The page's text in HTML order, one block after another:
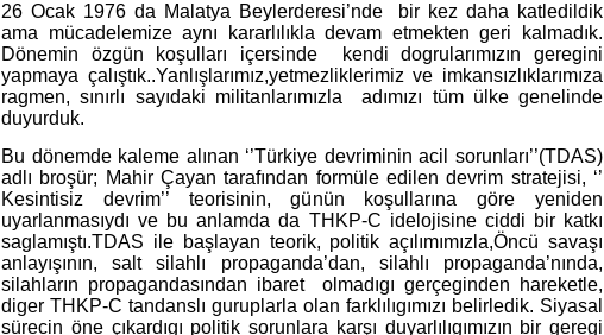
26 Ocak 1976 da Malatya Beylerderesi’nde
bir kez daha katledildik
ama mücadelemize aynı kararlılıkla devam etmekten geri kalmadık.
Dönemin özgün koşulları içersinde
kendi dogrularımızın geregini
yapmaya çalıştık..Yanlışlarımız,yetmezliklerimiz ve imkansızlıklarımıza
ragmen, sınırlı sayıdaki militanlarımızla
adımızı tüm ülke genelinde
duyurduk.
Bu dönemde kaleme alınan ‘’Türkiye devriminin acil sorunları’’(TDAS)
adlı broşür; Mahir Çayan tarafından formüle edilen devrim stratejisi, ‘’
Kesintisiz devrim’’ teorisinin, günün koşullarına göre yeniden
uyarlanmasıydı ve bu anlamda da THKP-C idelojisine ciddi bir katkı
saglamıştı.TDAS ile başlayan teorik, politik açılımımızla,Öncü savaşı
anlayışının, salt silahlı propaganda’dan, silahlı propaganda’nında,
silahların propagandasından ibaret
olmadıgı gerçeginden hareketle,
diger THKP-C tandanslı guruplarla olan farklılıgımızı belirledik. Siyasal
sürecin öne çıkardıgı politik sorunlara karşı duyarlılıgımızın bir geregi